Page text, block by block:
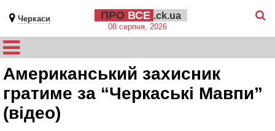
Черкаси ПРО ВСЕ .ck.ua
08 серпня, 2026
Американський захисник
гратиме за “Черкаські Мавпи”
(відео)